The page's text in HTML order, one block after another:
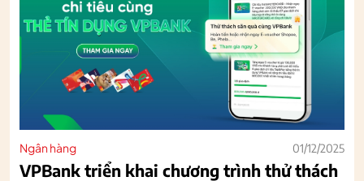
Ngân hàng 01/12/2025
VPBank triển khai chương trình thử thách